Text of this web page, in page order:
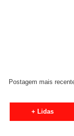
Postagem mais
+ Lidas